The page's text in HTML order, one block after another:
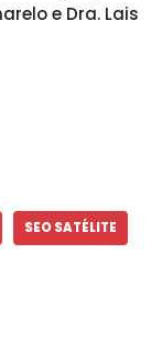
e Dra. Lais
SEO SATÉLITE